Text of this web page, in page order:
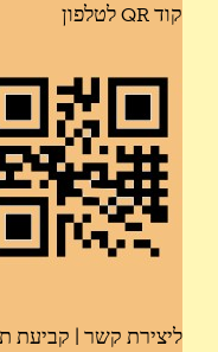
קוד QR לטלפון
ליצירת קשר | קביעת